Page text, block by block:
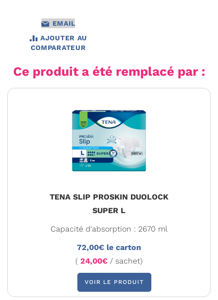
EMAIL
AJOUTER AU
COMPARATEUR
Ce produit a été remplacé par :
TENA SLIP PROSKIN DUOLOCK
SUPER L
Capacité d'absorption : 2670 ml
72,00€ le carton
( 24,00€ / sachet)
VOIR LE PRODUIT